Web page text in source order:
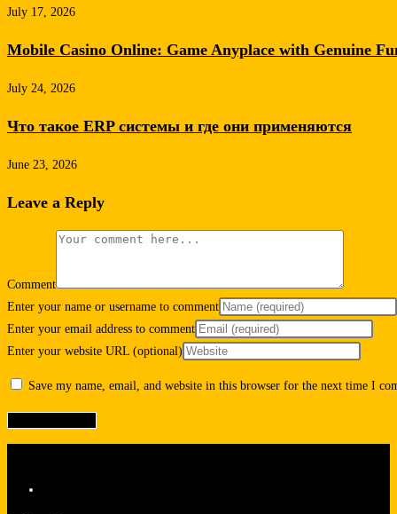
July 17, 2026
Mobile Casino Online: Game Anyplace with Genuine
July 24, 2026
Что такое ERP системы и где они применяются
June 23, 2026
Leave a Reply
Comment
Enter your name or username to comment
Enter your email address to comment
Enter your website URL (optional)
Save my name, email, and website in this browser for the next time I